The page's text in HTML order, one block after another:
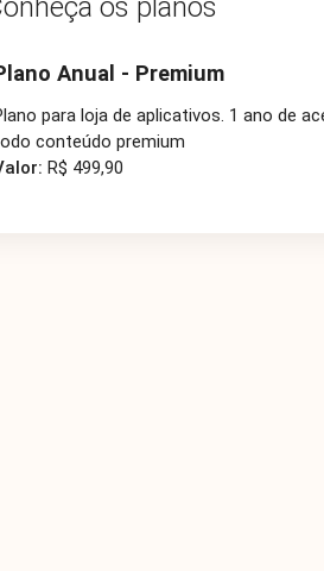
Anual - Premium
para loja de aplicativos. 1 ano de
conteúdo premium
R$ 499,90